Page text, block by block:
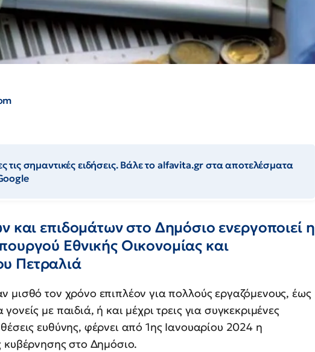
τις σημαντικές ειδήσεις. Βάλε το alfavita.gr στα αποτελέσματα
και επιδομάτων στο Δημόσιο ενεργοποιεί η
Εθνικής Οικονομίας και
Πετραλιά
μισθό τον χρόνο επιπλέον για πολλούς εργαζόμενους, έως
με παιδιά, ή και μέχρι τρεις για συγκεκριμένες
θέσεις ευθύνης, φέρνει από 1ης Ιανουαρίου 2024 η
κυβέρνησης στο Δημόσιο.